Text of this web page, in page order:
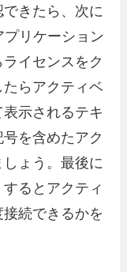
きたら、次に
リケーション
イセンスをク
たらアクティベ
示されるテキ
を含めたアク
ょう。最後に
るとアクティ
続できるかを